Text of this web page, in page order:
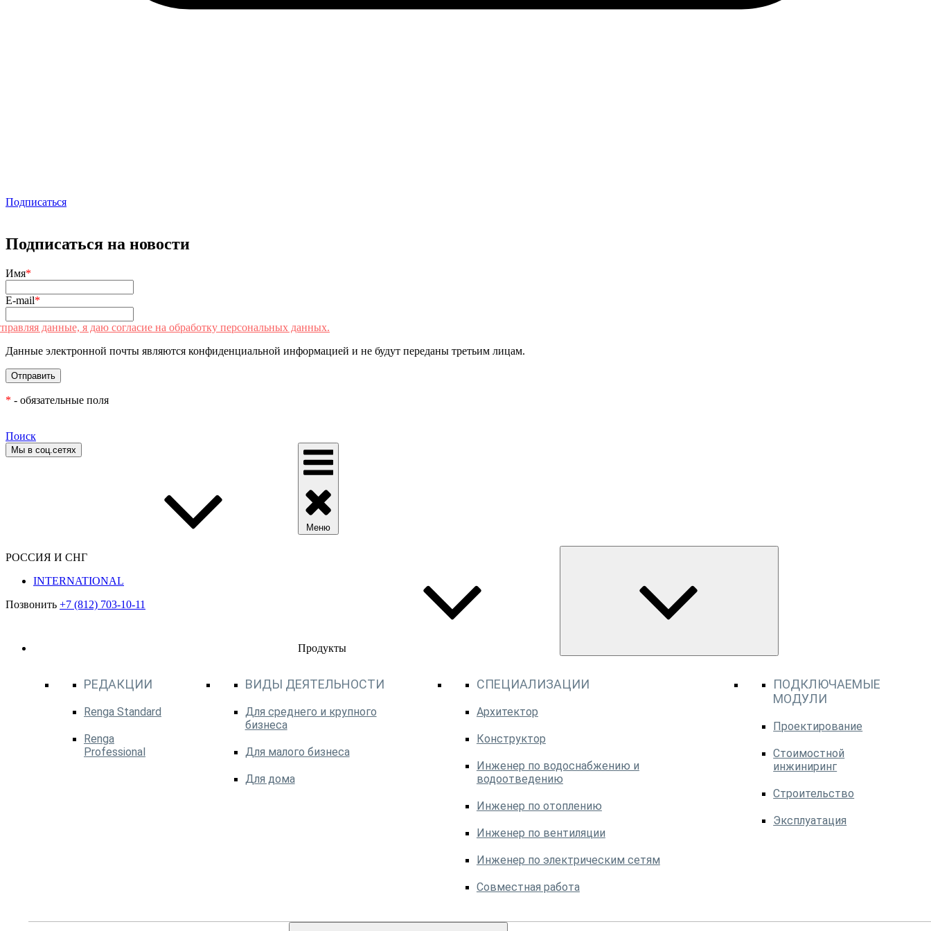
Подписаться
Подписаться на новости
Имя*
E-mail*
данные, я даю согласие на обработку персональных данных.
Данные электронной почты являются конфиденциальной информацией и не будут переданы третьим лицам.
* - обязательные поля
Поиск
Мы в соц.сетях
РОССИЯ И СНГ
INTERNATIONAL
Позвонить +7 (812) 703-10-11
Меню
Продукты
РЕДАКЦИИ
Renga Standard
Renga
Professional
ВИДЫ ДЕЯТЕЛЬНОСТИ
Для среднего и крупного
бизнеса
Для малого бизнеса
Для дома
СПЕЦИАЛИЗАЦИИ
Архитектор
Конструктор
Инженер по водоснабжению и
водоотведению
Инженер по отоплению
Инженер по вентиляции
Инженер по электрическим сетям
Совместная работа
ПОДКЛЮЧАЕМЫЕ
МОДУЛИ
Проектирование
Стоимостной
инжиниринг
Строительство
Эксплуатация